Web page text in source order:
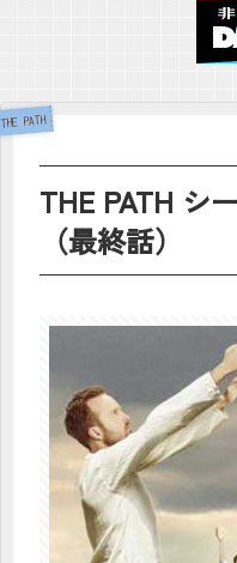
THE PATH シ
（最終話）
THE PATH